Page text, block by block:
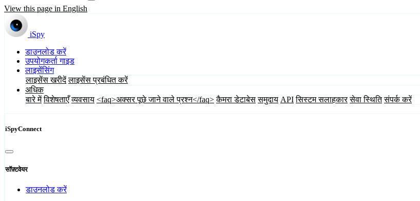
View this page in English
iSpy
डाउनलोड करें
उपयोगकर्ता गाइड
लाइसेंसिंग
लाइसेंस खरीदें लाइसेंस प्रबंधित करें
अधिक
बारे में विशेषताएँ व्यवसाय <faq>अक्सर पूछे जाने वाले प्रश्न</faq> कैमरा डेटाबेस समुदाय API सिस्टम सलाहकार सेवा स्थिति संपर्क करें
iSpyConnect
सॉफ़्टवेयर
डाउनलोड करें